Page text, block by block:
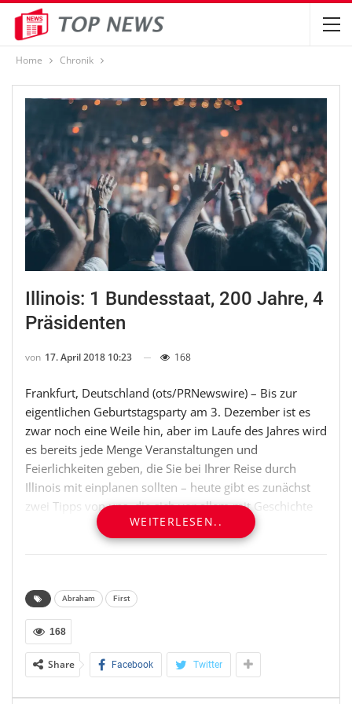
Home Chronik
Illinois: 1 Bundesstaat, 200 Jahre, 4
Präsidenten
von 17. April 2018 10:23 168
Frankfurt, Deutschland (ots/PRNewswire) – Bis zur
eigentlichen Geburtstagsparty am 3. Dezember ist es
zwar noch eine Weile hin, aber im Laufe des Jahres wird
es bereits jede Menge Veranstaltungen und
Feierlichkeiten geben, die Sie bei Ihrer Reise durch
Illinois mit einplanen sollten – heute gibt es zunächst
zwei Tipps von uns, die sich vor allem mit Geschichte
und Politik auseinandersetzen.
Lincoln zu begeben. Unterhaltsam und lehrreich
zugleich ist das Abraham Lincoln Presidential Library
and Museum in Springfield. In dem Komplex wird das
Leben des 16. US-Präsidenten eindrucksvoll dargestellt.
Man betritt sein Geburtshaus, lernt vieles über seine
Zeit in Springfield, erlebt ihn bei politischen Debatten
WEITERLESEN..
Abraham First
168
Share Facebook Twitter